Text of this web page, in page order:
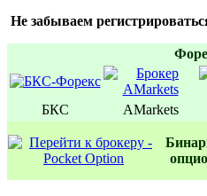
Не забываем
БКС AMarkets